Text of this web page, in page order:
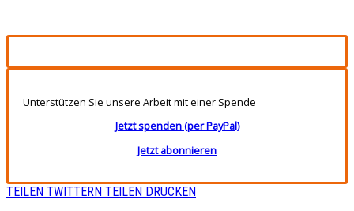
Unterstützen Sie unsere Arbeit mit einer Spende
Jetzt spenden (per PayPal)
Jetzt abonnieren
TEILEN TWITTERN TEILEN DRUCKEN